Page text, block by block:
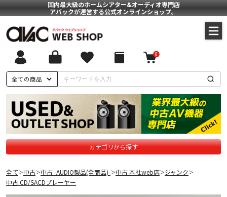
国内最大級のホームシアター&オーディオ専門店
アバックが運営する公式オンラインショップ。
全ての商品
0
カテゴリから探す
全て＞中古＞中古 -AUDIO製品(全商品)-＞中古 本社web店＞ジャンク＞
中古 CD/SACDプレーヤー